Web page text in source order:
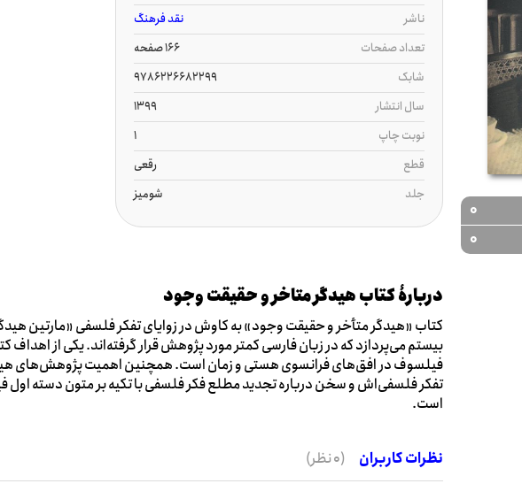
0
0
ناشر
نقد فرهنگ
تعداد صفحات
166 صفحه
شابک
9786226682299
سال انتشار
1399
نوبت چاپ
1
قطع
رقعی
جلد
شومیز
دربارۀ کتاب هیدگر متاخر و حقیقت وجود
کتاب «هیدگر متأخر و حقیقت وجود» به کاوش در زوایای تفکر فلسفی «مارتین
بیستم می‌پردازد که در زبان فارسی کمتر مورد پژوهش قرار گرفته‌اند. یکی از اهداف
فیلسوف در افق‌های فرانسوی هستی و زمان است. همچنین اهمیت پژوهش‌های
تفکر فلسفی‌اش و سخن درباره تجدید مطلع فکر فلسفی با تکیه بر متون دسته اول
است.
نظرات کاربران (0 نظر)